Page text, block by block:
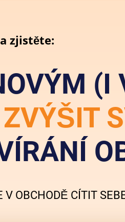
zjistěte:
(I
ZVÝŠIT
V OBCHODĚ CÍTIT